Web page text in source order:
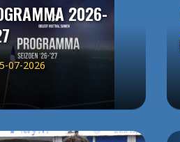
2026-
07-2026